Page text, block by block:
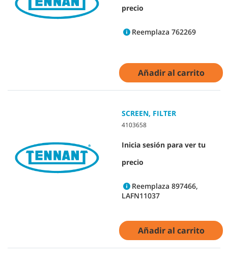
precio
Reemplaza 762269
Añadir al carrito
SCREEN, FILTER
4103658
Inicia sesión para ver tu
precio
Reemplaza 897466,
LAFN11037
Añadir al carrito